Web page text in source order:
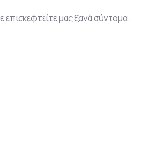
επισκεφτείτε μας ξανά σύντομα.